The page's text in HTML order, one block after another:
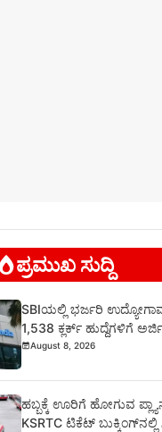
ಪ್ರಮುಖ ಸುದ್ದಿ
SBIಯಲ್ಲಿ ಭರ್ಜರಿ
1,538 ಕ್ಲರ್ಕ್ ಹುದ್ದೆಗಳಿಗೆ
August 8, 2026
ಹಬ್ಬಕ್ಕೆ ಊರಿಗೆ ಹೋಗುವ
KSRTC ಟಿಕೆಟ್